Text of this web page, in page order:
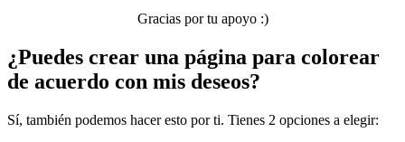
Gracias por tu apoyo :)
¿Puedes crear una página para colorear
de acuerdo con mis deseos?
Sí, también podemos hacer esto por ti. Tienes 2 opciones a elegir: